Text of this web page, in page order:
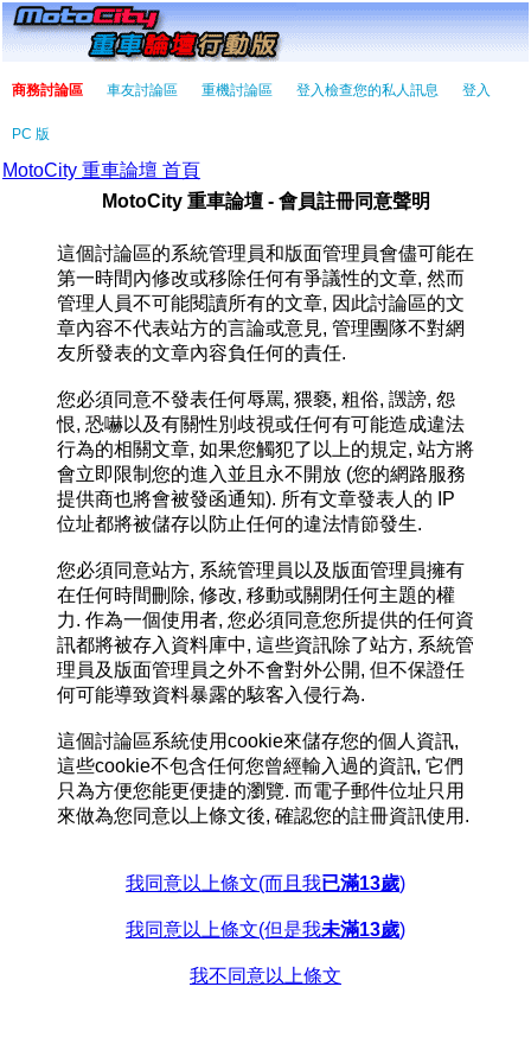
商務討論區 車友討論區 重機討論區 登入檢查您的私人訊息 登入
PC 版
MotoCity 重車論壇 首頁
MotoCity 重車論壇 - 會員註冊同意聲明
這個討論區的系統管理員和版面管理員會儘可能在
第一時間內修改或移除任何有爭議性的文章, 然而
管理人員不可能閱讀所有的文章, 因此討論區的文
章內容不代表站方的言論或意見, 管理團隊不對網
友所發表的文章內容負任何的責任.
您必須同意不發表任何辱罵, 猥褻, 粗俗, 譭謗, 怨
恨, 恐嚇以及有關性別歧視或任何有可能造成違法
行為的相關文章, 如果您觸犯了以上的規定, 站方將
會立即限制您的進入並且永不開放 (您的網路服務
提供商也將會被發函通知). 所有文章發表人的 IP
位址都將被儲存以防止任何的違法情節發生.
您必須同意站方, 系統管理員以及版面管理員擁有
在任何時間刪除, 修改, 移動或關閉任何主題的權
力. 作為一個使用者, 您必須同意您所提供的任何資
訊都將被存入資料庫中, 這些資訊除了站方, 系統管
理員及版面管理員之外不會對外公開, 但不保證任
何可能導致資料暴露的駭客入侵行為.
這個討論區系統使用cookie來儲存您的個人資訊,
這些cookie不包含任何您曾經輸入過的資訊, 它們
只為方便您能更便捷的瀏覽. 而電子郵件位址只用
來做為您同意以上條文後, 確認您的註冊資訊使用.
我同意以上條文(而且我已滿13歲)
我同意以上條文(但是我未滿13歲)
我不同意以上條文